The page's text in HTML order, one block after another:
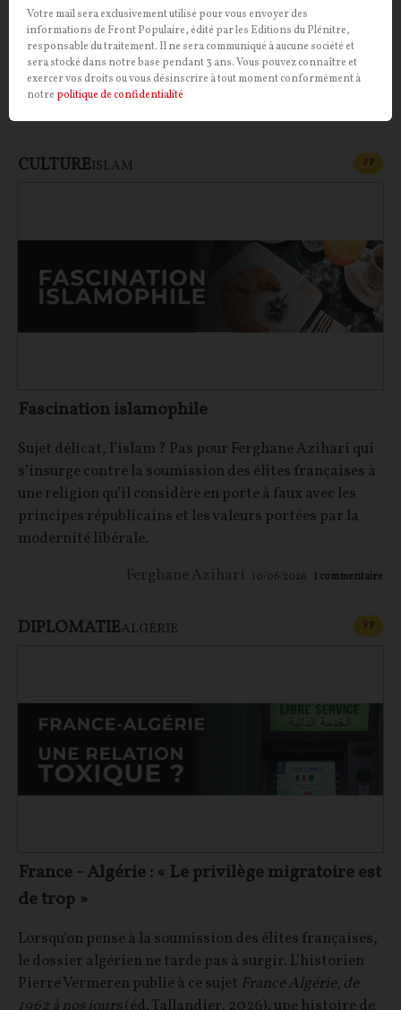
officier de la Wehrmacht en poste à l’hôtel Majestic
durant l’Occupation ? Il semblerait bien que oui.
Troublante fascination que celle de François
Mitterrand pour Ernst Jünger…
CULTUREISLAM FP
Fascination islamophile
Sujet délicat, l’islam ? Pas pour Ferghane Azihari qui
s’insurge contre la soumission des élites françaises à
une religion qu’il considère en porte à faux avec les
principes républicains et les valeurs portées par la
modernité libérale.
Ferghane Azihari 10/06/2026 1 commentaire
DIPLOMATIEALGÉRIE FP
France - Algérie : « Le privilège migratoire est
de trop »
Lorsqu’on pense à la soumission des élites françaises,
le dossier algérien ne tarde pas à surgir. L’historien
Pierre Vermeren publie à ce sujet France Algérie, de
1962 à nos jours(éd. Tallandier, 2026), une histoire de
Votre mail sera exclusivement utilisé pour vous envoyer des
informations de Front Populaire, édité par les Editions du Plénitre,
responsable du traitement. Il ne sera communiqué à aucune société et
sera stocké dans notre base pendant 3 ans. Vous pouvez connaître et
exercer vos droits ou vous désinscrire à tout moment conformément à
notre politique de confidentialité